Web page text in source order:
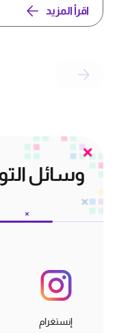
اقرأ المزيد
وسائل
إنستغرام